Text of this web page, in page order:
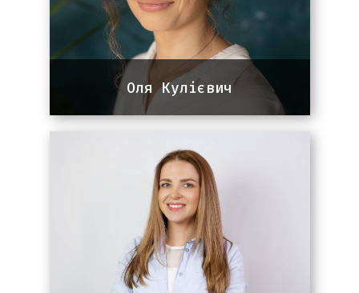
Оля Кулієвич
Team lead команди SEO
9 років досвіду в SEO та інтернет-
маркетингу. Працює з ІТ
компаніями, стартапами та сайтами
послуг. Основні ринки - США,
Австралія, Європа